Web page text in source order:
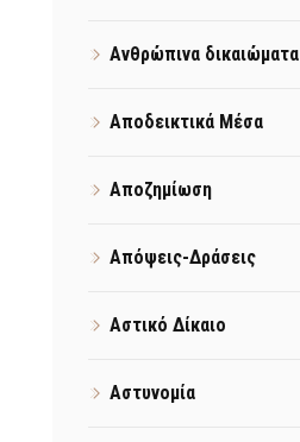
Ανθρώπινα δικαιώματα
Αποδεικτικά Μέσα
Αποζημίωση
Απόψεις-Δράσεις
Αστικό Δίκαιο
Αστυνομία